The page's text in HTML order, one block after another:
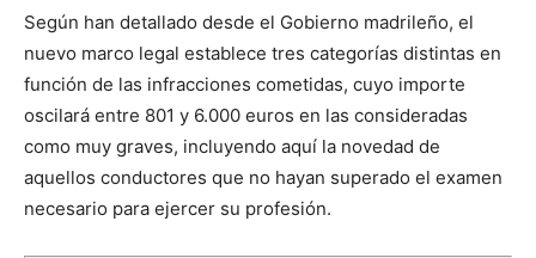
Según han detallado desde el Gobierno madrileño, el
nuevo marco legal establece tres categorías distintas en
función de las infracciones cometidas, cuyo importe
oscilará entre 801 y 6.000 euros en las consideradas
como muy graves, incluyendo aquí la novedad de
aquellos conductores que no hayan superado el examen
necesario para ejercer su profesión.